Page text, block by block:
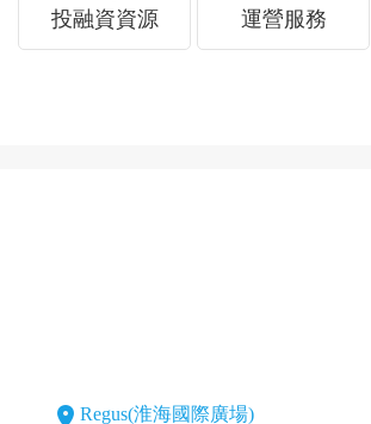
投融資資源 運營服務
Regus(淮海國際廣場)